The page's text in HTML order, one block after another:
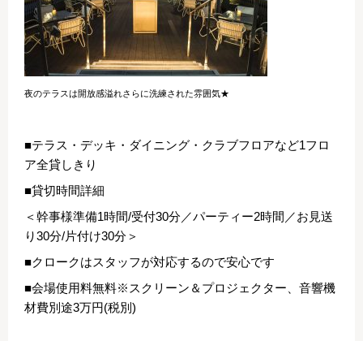
夜のテラスは開放感溢れさらに洗練された雰囲気★
■テラス・デッキ・ダイニング・クラブフロアなど1フロ
ア全貸しきり
■貸切時間詳細
＜幹事様準備1時間/受付30分／パーティー2時間／お見送
り30分/片付け30分＞
■クロークはスタッフが対応するので安心です
■会場使用料無料※スクリーン＆プロジェクター、音響機
材費別途3万円(税別)